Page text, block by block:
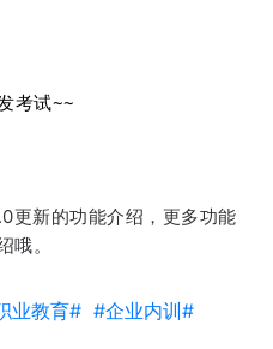
考试~~
更新的功能介绍，更多功能
哦。
业教育# #企业内训#